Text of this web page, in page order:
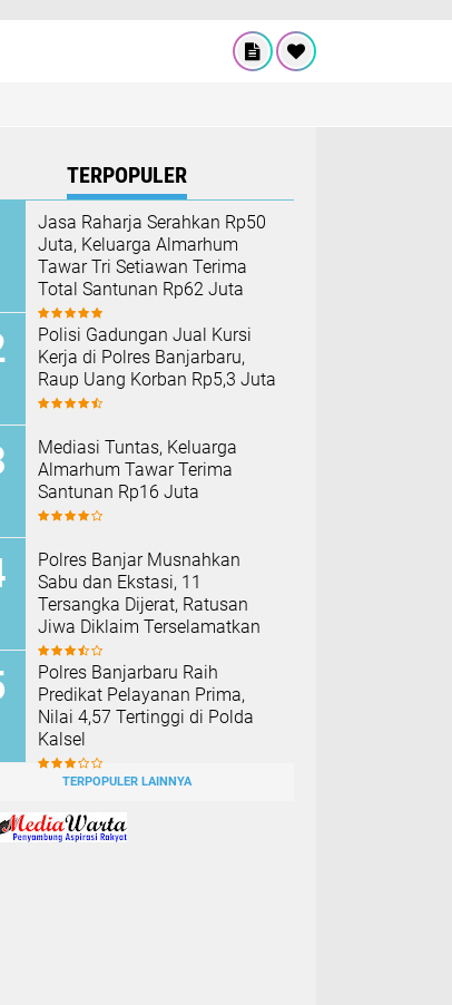
TERPOPULER
Jasa Raharja Serahkan Rp50
Juta, Keluarga Almarhum
Tawar Tri Setiawan Terima
Total Santunan Rp62 Juta
Polisi Gadungan Jual Kursi
Kerja di Polres Banjarbaru,
Raup Uang Korban Rp5,3 Juta
Mediasi Tuntas, Keluarga
Almarhum Tawar Terima
Santunan Rp16 Juta
Polres Banjar Musnahkan
Sabu dan Ekstasi, 11
Tersangka Dijerat, Ratusan
Jiwa Diklaim Terselamatkan
Polres Banjarbaru Raih
Predikat Pelayanan Prima,
Nilai 4,57 Tertinggi di Polda
Kalsel
TERPOPULER LAINNYA